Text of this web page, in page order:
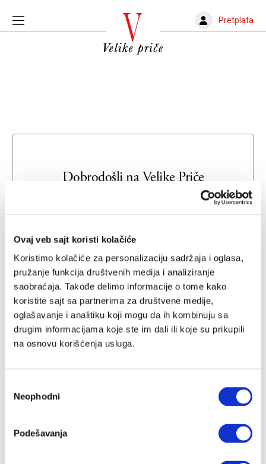
Ovaj veb sajt koristi kolačiće
Koristimo kolačiće za personalizaciju sadržaja i oglasa,
pružanje funkcija društvenih medija i analiziranje
saobraćaja. Takođe delimo informacije o tome kako
koristite sajt sa partnerima za društvene medije,
oglašavanje i analitiku koji mogu da ih kombinuju sa
drugim informacijama koje ste im dali ili koje su prikupili
na osnovu korišćenja usluga.
сагласности
Neophodni
Podešavanja
Pretplata
Dobrodošli naVelike Priče
Unesite svoju adresu e-pošte da biste se prijavili ili kreirali
Email adresa
Lozinka